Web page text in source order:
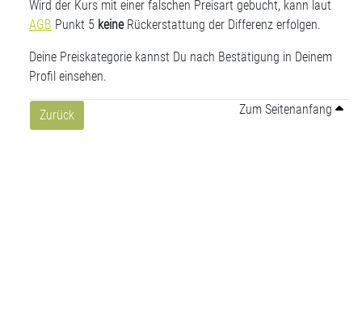
Wird der Kurs mit einer falschen Preisart gebucht, kann laut
AGB Punkt 5 keine Rückerstattung der Differenz erfolgen.
Deine Preiskategorie kannst Du nach Bestätigung in Deinem
Profil einsehen.
Zurück Zum Seitenanfang